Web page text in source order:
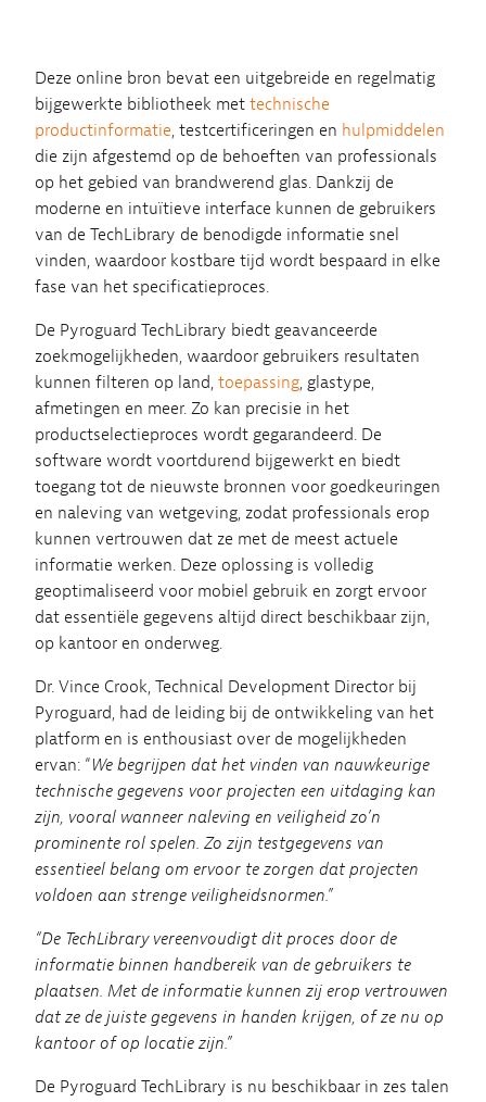
Deze online bron bevat een uitgebreide en regelmatig
bijgewerkte bibliotheek met technische
productinformatie, testcertificeringen en hulpmiddelen
die zijn afgestemd op de behoeften van professionals
op het gebied van brandwerend glas. Dankzij de
moderne en intuïtieve interface kunnen de gebruikers
van de TechLibrary de benodigde informatie snel
vinden, waardoor kostbare tijd wordt bespaard in elke
fase van het specificatieproces.
De Pyroguard TechLibrary biedt geavanceerde
zoekmogelijkheden, waardoor gebruikers resultaten
kunnen filteren op land, toepassing, glastype,
afmetingen en meer. Zo kan precisie in het
productselectieproces wordt gegarandeerd. De
software wordt voortdurend bijgewerkt en biedt
toegang tot de nieuwste bronnen voor goedkeuringen
en naleving van wetgeving, zodat professionals erop
kunnen vertrouwen dat ze met de meest actuele
informatie werken. Deze oplossing is volledig
geoptimaliseerd voor mobiel gebruik en zorgt ervoor
dat essentiële gegevens altijd direct beschikbaar zijn,
op kantoor en onderweg.
Dr. Vince Crook, Technical Development Director bij
Pyroguard, had de leiding bij de ontwikkeling van het
platform en is enthousiast over de mogelijkheden
ervan: “We begrijpen dat het vinden van nauwkeurige
technische gegevens voor projecten een uitdaging kan
zijn, vooral wanneer naleving en veiligheid zo’n
prominente rol spelen. Zo zijn testgegevens van
essentieel belang om ervoor te zorgen dat projecten
voldoen aan strenge veiligheidsnormen.”
“De TechLibrary vereenvoudigt dit proces door de
informatie binnen handbereik van de gebruikers te
plaatsen. Met de informatie kunnen zij erop vertrouwen
dat ze de juiste gegevens in handen krijgen, of ze nu op
kantoor of op locatie zijn.”
De Pyroguard TechLibrary is nu beschikbaar in zes talen